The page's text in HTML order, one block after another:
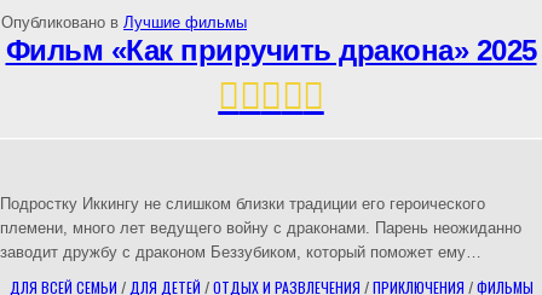
Опубликовано в Лучшие фильмы
Фильм «Как приручить дракона» 2025
Подростку Иккингу не слишком близки традиции его героического
племени, много лет ведущего войну с драконами. Парень неожиданно
заводит дружбу с драконом Беззубиком, который поможет ему…
ДЛЯ ВСЕЙ СЕМЬИ / ДЛЯ ДЕТЕЙ /ОТДЫХ И РАЗВЛЕЧЕНИЯ /ПРИКЛЮЧЕНИЯ /ФИЛЬМЫ